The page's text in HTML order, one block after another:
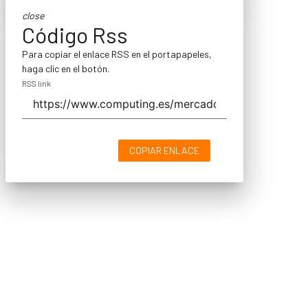
close
Código Rss
Para copiar el enlace RSS en el portapapeles,
haga clic en el botón.
RSS link
COPIAR ENLACE